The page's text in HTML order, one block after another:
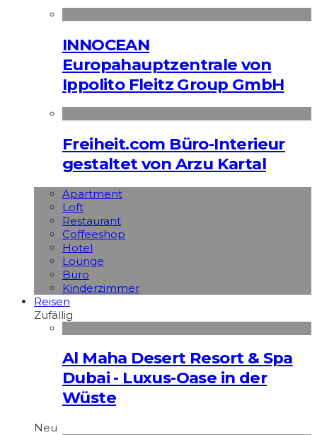
INNOCEAN
Europahauptzentrale von
Ippolito Fleitz Group GmbH
Freiheit.com Büro-Interieur
gestaltet von Arzu Kartal
Apart­ment
Loft
Restaurant
Coffeeshop
Hotel
Lounge
Büro
Kinderzimmer
Reisen
Zufällig
Al Maha Desert Resort & Spa
Dubai - Luxus-Oase in der
Wüste
Neu